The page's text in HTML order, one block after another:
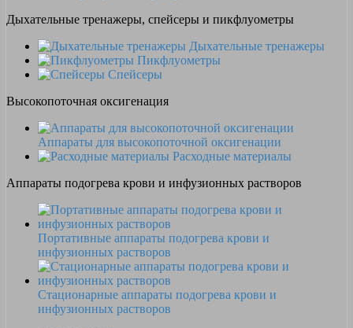
Дыхательные тренажеры, спейсеры и пикфлуометры
Дыхательные тренажеры
Пикфлуометры
Спейсеры
Высокопоточная оксигенация
Аппараты для высокопоточной оксигенации
Расходные материалы
Аппараты подогрева крови и инфузионных растворов
Портативные аппараты подогрева крови и
инфузионных растворов
Стационарные аппараты подогрева крови и
инфузионных растворов